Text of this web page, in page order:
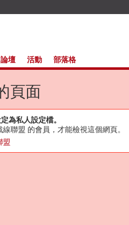
論壇 活動 部落格
頁面
為私人設定檔。
聯盟 的會員，才能檢視這個網頁。
盟